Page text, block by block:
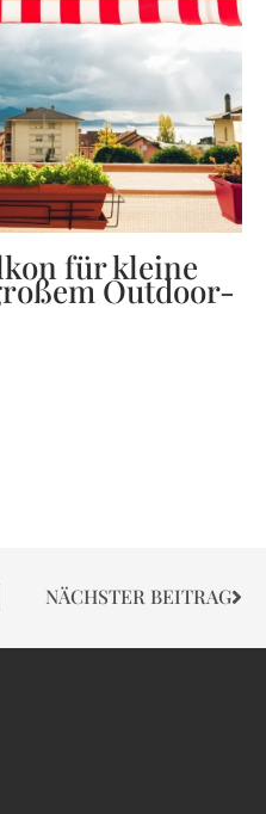
für kleine
Outdoor-
NÄCHSTER BEITRAG